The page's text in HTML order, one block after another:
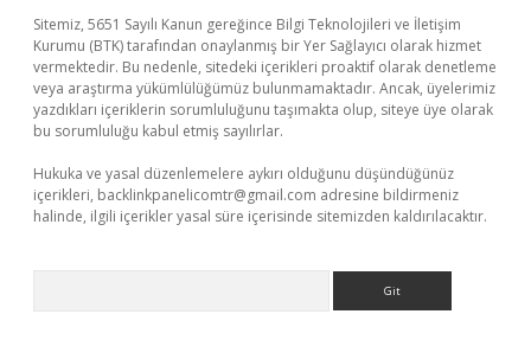
Sitemiz, 5651 Sayılı Kanun gereğince Bilgi Teknolojileri ve İletişim
Kurumu (BTK) tarafından onaylanmış bir Yer Sağlayıcı olarak hizmet
vermektedir. Bu nedenle, sitedeki içerikleri proaktif olarak denetleme
veya araştırma yükümlülüğümüz bulunmamaktadır. Ancak, üyelerimiz
yazdıkları içeriklerin sorumluluğunu taşımakta olup, siteye üye olarak
bu sorumluluğu kabul etmiş sayılırlar.
Hukuka ve yasal düzenlemelere aykırı olduğunu düşündüğünüz
içerikleri, backlinkpanelicomtr@gmail.com adresine bildirmeniz
halinde, ilgili içerikler yasal süre içerisinde sitemizden kaldırılacaktır.